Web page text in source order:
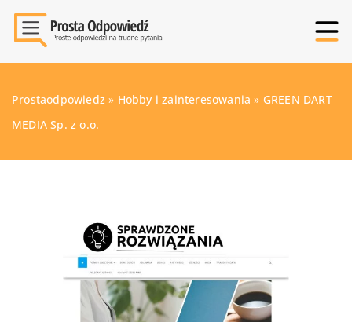
Prostaodpowiedz » Hobby i zainteresowania » GREEN DART
MEDIA Sp. z o.o.